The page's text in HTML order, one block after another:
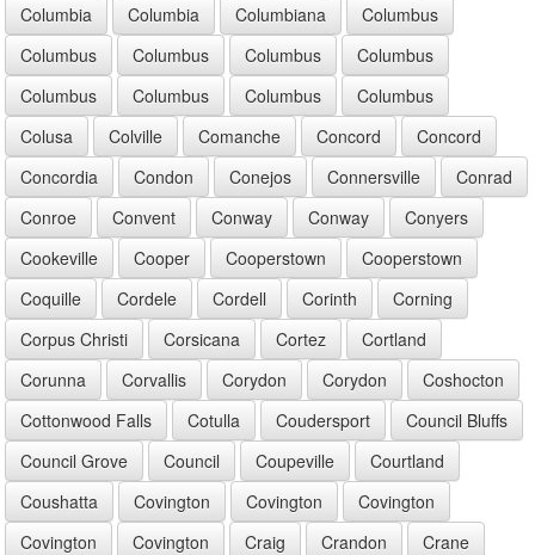
Columbia
Columbia Columbiana
Columbus
Columbus
Columbus Columbus
Columbus
Columbus
Columbus Columbus
Columbus
Colusa
Colville Comanche Concord
Concord
Concordia
Condon Conejos Connersville
Conrad
Conroe
Convent Conway Conway
Conyers
Cookeville
Cooper Cooperstown
Cooperstown
Coquille
Cordele Cordell Corinth
Corning
Corpus Christi
Corsicana Cortez
Cortland
Corunna
Corvallis Corydon Corydon
Coshocton
Cottonwood Falls
Cotulla Coudersport
Council Bluffs
Council Grove
Council Coupeville
Courtland
Coushatta
Covington Covington
Covington
Covington
Covington Craig Crandon
Crane